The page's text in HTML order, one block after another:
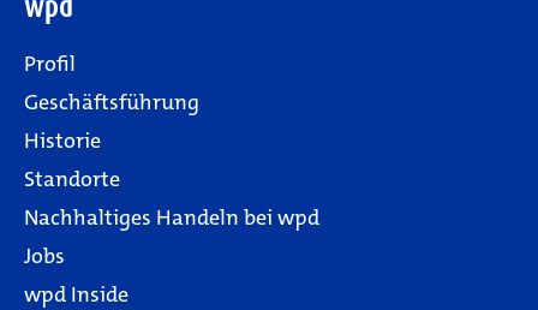
Profil
Geschäftsführung
Historie
Standorte
Nachhaltiges Handeln bei wpd
Jobs
wpd Inside